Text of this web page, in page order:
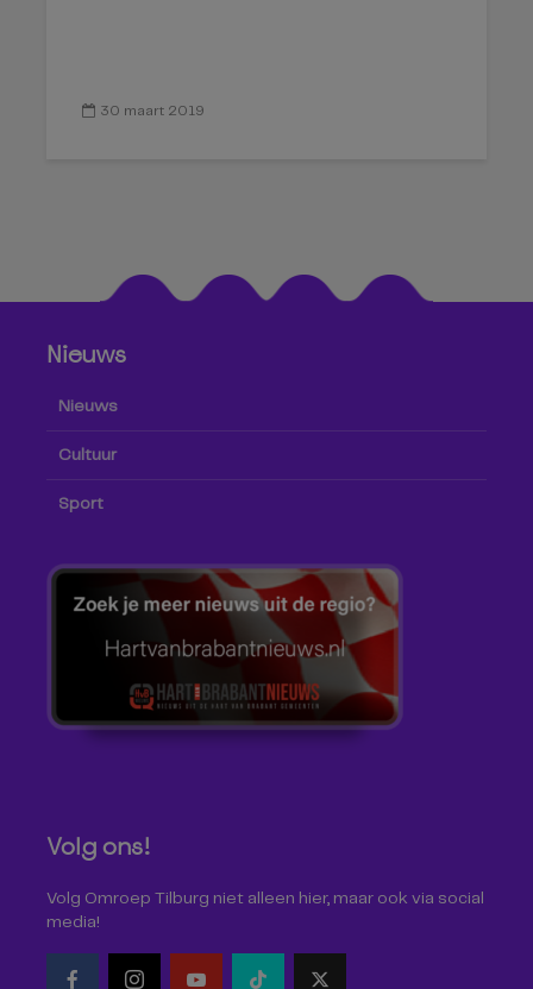
30 maart 2019
Nieuws
Nieuws
Cultuur
Sport
Volg ons!
Volg Omroep Tilburg niet alleen hier, maar ook via social
media!